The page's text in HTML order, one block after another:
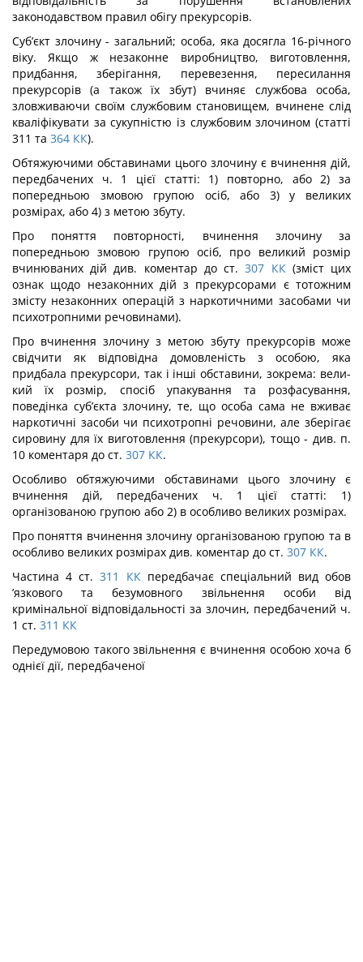
законодавством правил обігу прекурсорів.
Суб’єкт злочину - загальний; особа, яка досягла 16-річного
віку. Якщо ж неза­конне виробництво, виготовлення,
придбання, зберігання, перевезення, пересилання
прекурсорів (а також їх збут) вчиняє службова особа,
зловживаючи своїм службовим становищем, вчинене слід
кваліфікувати за сукупністю із службовим злочином (стат­ті
311 та 364 КК).
Обтяжуючими обставинами цього злочину є вчинення дій,
передбачених ч. 1 цієї статті: 1) повторно, або 2) за
попередньою змовою групою осіб, або 3) у великих
розмірах, або 4) з метою збуту.
Про поняття повторності, вчинення злочину за
попередньою змовою групою осіб, про великий розмір
вчинюваних дій див. коментар до ст. 307 КК(зміст цих
ознак щодо незаконних дій з прекурсорами є тотожним
змісту незаконних операцій з наркотич­ними засобами чи
психотропними речовинами).
Про вчинення злочину з метою збуту прекурсорів може
свідчити як відповідна домовленість з особою, яка
придбала прекурсори, так і інші обставини, зокрема: вели­
кий їх розмір, спосіб упакування та розфасування,
поведінка суб’єкта злочину, те, що особа сама не вживає
наркотичні засоби чи психотропні речовини, але зберігає
сирови­ну для їх виготовлення (прекурсори), тощо - див. п.
10 коментаря до ст. 307 КК.
Особливо обтяжуючими обставинами цього злочину є
вчинення дій, перед­бачених ч. 1 цієї статті: 1)
організованою групою або 2) в особливо великих розмірах.
Про поняття вчинення злочину організованою групою та в
особливо великих роз­мірах див. коментар до ст. 307 КК.
Частина 4 ст. 311 ККпередбачає спеціальний вид обов
’язкового та безумовного звільнення особи від
кримінальної відповідальності за злочин, передбачений ч.
1 ст. 311 КК
Передумовою такого звільнення є вчинення особою хоча б
однієї дії, передбаченої